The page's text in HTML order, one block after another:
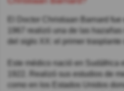
El Doctor Christiaan Barnard
1967 realizó una de las
del siglo XX: el primer trasplante
Este médico nació en Sudáfrica
1922. Realizó sus estudios de
como en los Estados Unidos